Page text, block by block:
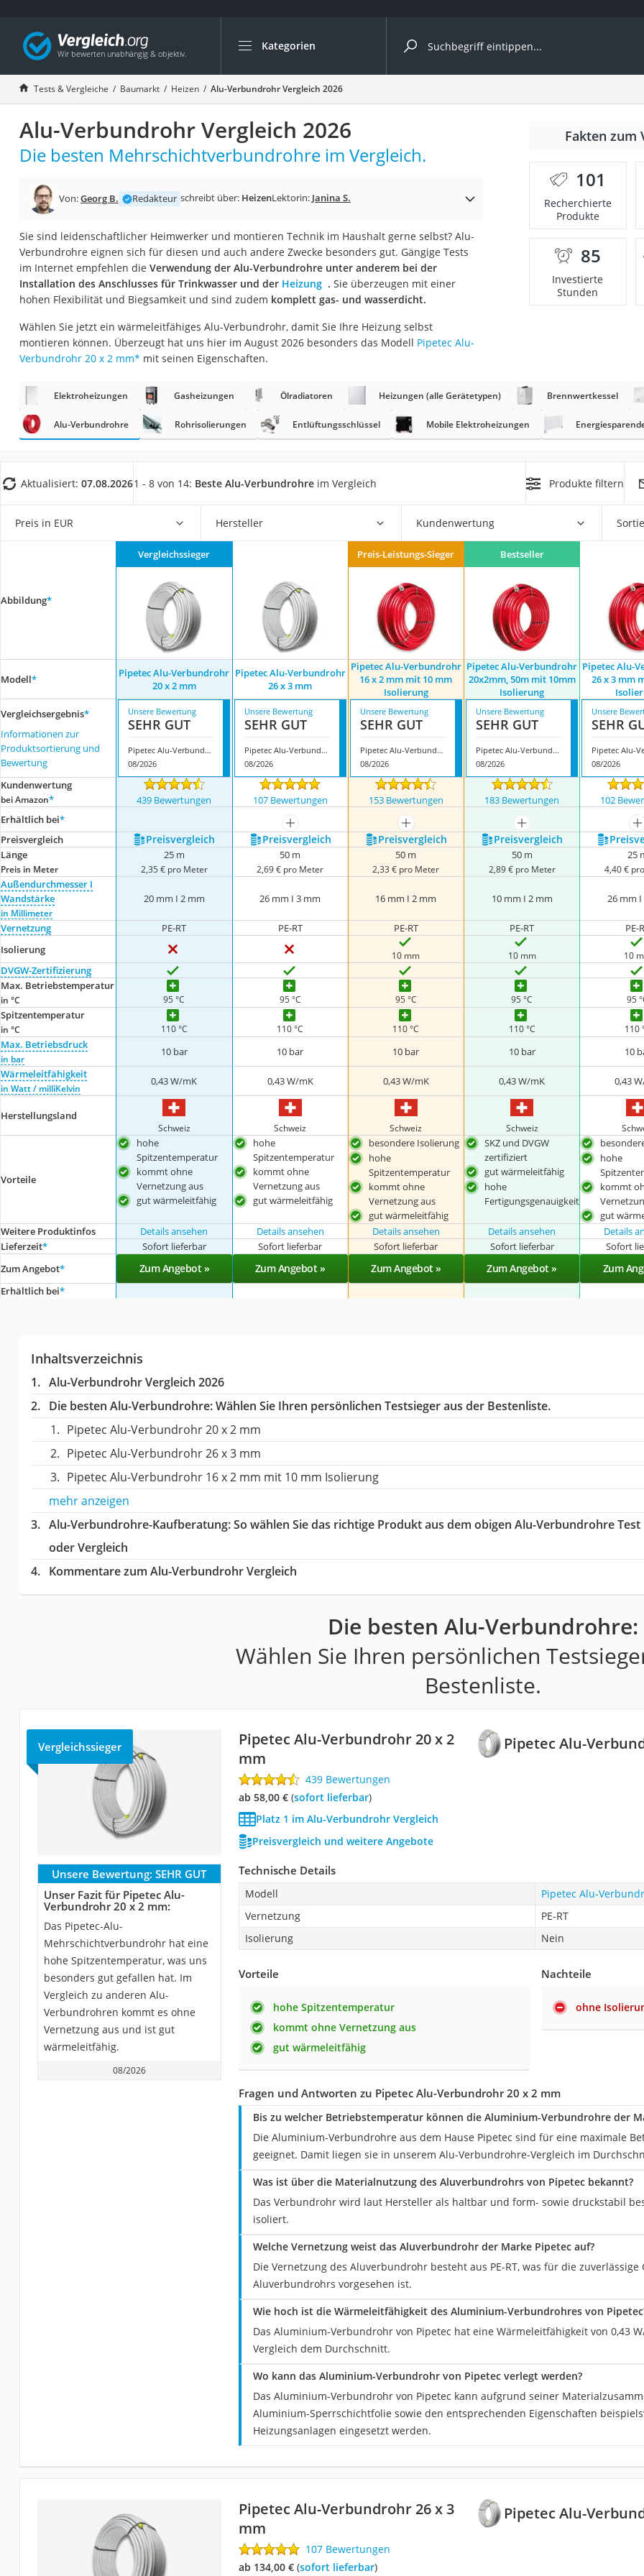
Kategorien
Die beliebtesten Vergleiche nach Kategorie
Baumarkt
Tresor feuerfest
Makita-Akku-Rasenmäher
Kappsäge
Akku-Rasentrimmer
Split-Klimaanlage 2 Innengeräte
Pelletofen
Bohrmaschine
Tiefbrunnenpumpe
Fliesenschneider
Hochdruckreiniger
Überwachungskamera
Benzinrasenmäher mit Elektrostart
Winterharte Palmen
Gasdurchlauferhitzer
Tests & Vergleiche Baumarkt Heizen Alu-Verbundrohr Vergleich 2026
Alu-Verbundrohr Vergleich 2026
Die besten Mehrschichtverbundrohre im Vergleich.
Von:Georg B. Redakteur schreibt über: HeizenLektorin: Janina S.
Sie sind leidenschaftlicher Heimwerker und montieren Technik im Haushalt gerne selbst? Alu-
Verbundrohre eignen sich für diesen und auch andere Zwecke besonders gut. Gängige Tests
im Internet empfehlen die Verwendung der Alu-Verbundrohre unter anderem bei der
Installation des Anschlusses für Trinkwasser und der Heizung. Sie überzeugen mit einer
hohen Flexibilität und Biegsamkeit und sind zudem komplett gas- und wasserdicht.
Wählen Sie jetzt ein wärmeleitfähiges Alu-Verbundrohr, damit Sie Ihre Heizung selbst
montieren können. Überzeugt hat uns hier im August 2026 besonders das Modell Pipetec Alu-
Verbundrohr 20 x 2 mm* mit seinen Eigenschaften.
Fakten zum
101
Recherchierte
Produkte
85
Investierte
Stunden
Elektroheizungen Gasheizungen Ölradiatoren Heizungen (alle Gerätetypen) Brennwertkessel
Alu-Verbundrohre Rohrisolierungen Entlüftungsschlüssel Mobile Elektroheizungen
Aktualisiert: 07.08.20261 - 8 von 14: Beste Alu-Verbundrohre im Vergleich Produkte filtern
Preis in EUR Hersteller Kundenwertung
Abbildung*
Vergleichssieger Preis-Leistungs-Sieger Bestseller
Modell*
Pipetec Alu-Verbundrohr
20 x 2 mm
Pipetec Alu-Verbundrohr
26 x 3 mm
Pipetec Alu-Verbundrohr
16 x 2 mm mit 10 mm
Isolierung
Pipetec Alu-Verbundrohr
20x2mm, 50m mit 10mm
Isolierung
Pipetec Alu-
26 x 3 mm
Vergleichsergebnis*
Informationen zur
Produktsortierung und
Bewertung
Unsere Bewertung
SEHR GUT
Pipetec Alu-Verbundrohr 20 x 2 mm
08/2026
Unsere Bewertung
SEHR GUT
Pipetec Alu-Verbundrohr 26 x 3 mm
08/2026
Unsere Bewertung
SEHR GUT
Pipetec Alu-Verbundrohr 16 x 2 mm mit 10 mm Isolierung
08/2026
Unsere Bewertung
SEHR GUT
Pipetec Alu-Verbundrohr 20x2mm, 50m mit 10mm Isolierung
08/2026
Unsere
SEHR
08/2026
Kundenwertung
bei Amazon* 439 Bewertungen 107 Bewertungen 153 Bewertungen 183 Bewertungen 102
Erhältlich bei*
mehr anzeigen mehr anzeigen mehr anzeigen
Preis­vergleich
Preis­vergleich Preis­vergleich Preis­vergleich Preis­vergleich
Länge
Preis in Meter
25 m
2,35 € pro Meter
50 m
2,69 € pro Meter
50 m
2,33 € pro Meter
50 m
2,89 € pro Meter
25
4,40 €
Außendurchmesser I
Wandstärke
in Millimeter
20 mm I 2 mm 26 mm I 3 mm 16 mm I 2 mm 10 mm I 2 mm 26 mm I
Vernetzung PE-RT PE-RT PE-RT PE-RT PE-
Isolierung
10 mm 10 mm 10
DVGW-Zertifizierung
Max. Betriebstemperatur
in °C 95 °C 95 °C 95 °C 95 °C 95
Spitzentemperatur
in °C 110 °C 110 °C 110 °C 110 °C 110
Max. Betriebsdruck
in bar
10 bar 10 bar 10 bar 10 bar 10
Wärmeleitfähigkeit
in Watt / milliKelvin
0,43 W/mK 0,43 W/mK 0,43 W/mK 0,43 W/mK 0,43
Herstellungsland
Schweiz Schweiz Schweiz Schweiz
Vorteile
hohe
Spitzentemperatur
kommt ohne
Vernetzung aus
gut wärmeleitfähig
hohe
Spitzentemperatur
kommt ohne
Vernetzung aus
gut wärmeleitfähig
besondere Isolierung
hohe
Spitzentemperatur
kommt ohne
Vernetzung aus
gut wärmeleitfähig
SKZ und DVGW
zertifiziert
gut wärmeleitfähig
hohe
Fertigungsgenauigkeit
hohe
kommt
gut
Weitere Produktinfos Details ansehen Details ansehen Details ansehen Details ansehen Details
Lieferzeit* Sofort lieferbar Sofort lieferbar Sofort lieferbar Sofort lieferbar Sofort
Zum Angebot* Zum Angebot » Zum Angebot » Zum Angebot » Zum Angebot » Zum
Erhältlich bei*
Inhaltsverzeichnis
Alu-Verbundrohr Vergleich 2026
Die besten Alu-Verbundrohre:Wählen Sie Ihren persönlichen Testsieger aus der Bestenliste.
Pipetec Alu-Verbundrohr 20 x 2 mm
Pipetec Alu-Verbundrohr 26 x 3 mm
Pipetec Alu-Verbundrohr 16 x 2 mm mit 10 mm Isolierung
mehr anzeigen
Alu-Verbundrohre-Kaufberatung: So wählen Sie das richtige Produkt aus dem obigen Alu-Verbundrohre Test
oder Vergleich
Kommentare zum Alu-Verbundrohr Vergleich
Die besten Alu-Verbundrohre:
Wählen Sie Ihren persönlichen
Bestenliste.
Pipetec Alu-
Vergleichssieger
Pipetec Alu-Verbundrohr 20 x 2
mm
439 Bewertungen
ab 58,00 €( Sofort lieferbar)
Platz 1 im Alu-Verbundrohr Vergleich
Preisvergleich und weitere Angebote
Unsere Bewertung: SEHR GUT
Unser Fazit für Pipetec Alu-
Verbundrohr 20 x 2 mm:
Das Pipetec-Alu-
Mehrschichtverbundrohr hat eine
hohe Spitzentemperatur, was uns
besonders gut gefallen hat. Im
Vergleich zu anderen Alu-
Verbundrohren kommt es ohne
Vernetzung aus und ist gut
wärmeleitfähig.
08/2026
Technische Details
Modell
Pipetec Alu-
Vernetzung
PE-RT
Isolierung
Nein
Vorteile
hohe Spitzentemperatur
kommt ohne Vernetzung aus
gut wärmeleitfähig
Nachteile
ohne
Fragen und Antworten zu Pipetec Alu-Verbundrohr 20 x 2 mm
Bis zu welcher Betriebstemperatur können die Aluminium-Verbundrohre der
Die Aluminium-Verbundrohre aus dem Hause Pipetec sind für eine maximale
geeignet. Damit liegen sie in unserem Alu-Verbundrohre-Vergleich im
Was ist über die Materialnutzung des Aluverbundrohrs von Pipetec bekannt?
Das Verbundrohr wird laut Hersteller als haltbar und form- sowie druckstabil
isoliert.
Welche Vernetzung weist das Aluverbundrohr der Marke Pipetec auf?
Die Vernetzung des Aluverbundrohr besteht aus PE-RT, was für die zuverlässige
Aluverbundrohrs vorgesehen ist.
Wie hoch ist die Wärmeleitfähigkeit des Aluminium-Verbundrohres von
Das Aluminium-Verbundrohr von Pipetec hat eine Wärmeleitfähigkeit von 0,43
Vergleich dem Durchschnitt.
Wo kann das Aluminium-Verbundrohr von Pipetec verlegt werden?
Das Aluminium-Verbundrohr von Pipetec kann aufgrund seiner
Aluminium-Sperrschichtfolie sowie den entsprechenden Eigenschaften
Heizungsanlagen eingesetzt werden.
Pipetec Alu-
Pipetec Alu-Verbundrohr 26 x 3
mm
107 Bewertungen
ab 134,00 €( Sofort lieferbar)